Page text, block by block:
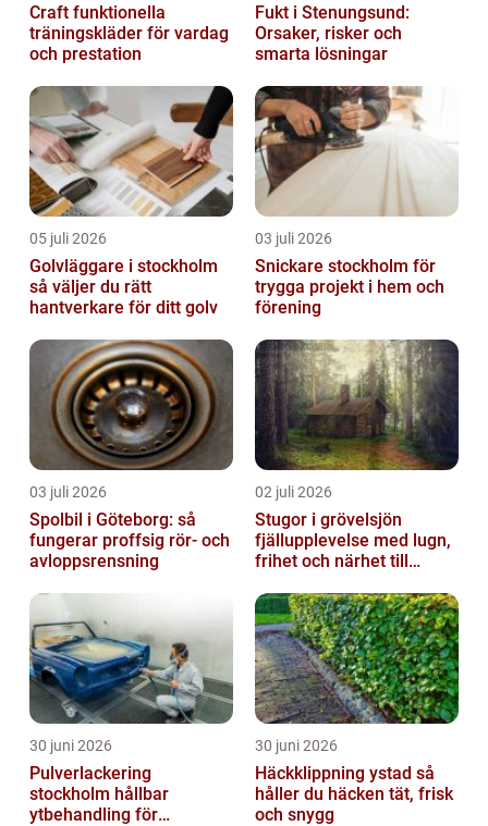
Craft funktionella
träningskläder för vardag
och prestation
Fukt i Stenungsund:
Orsaker, risker och
smarta lösningar
05 juli 2026
Golvläggare i stockholm
så väljer du rätt
hantverkare för ditt golv
03 juli 2026
Snickare stockholm för
trygga projekt i hem och
förening
03 juli 2026
Spolbil i Göteborg: så
fungerar proffsig rör- och
avloppsrensning
02 juli 2026
Stugor i grövelsjön
fjällupplevelse med lugn,
frihet och närhet till
30 juni 2026
Pulverlackering
stockholm hållbar
ytbehandling för
30 juni 2026
Häckklippning ystad så
håller du häcken tät, frisk
och snygg